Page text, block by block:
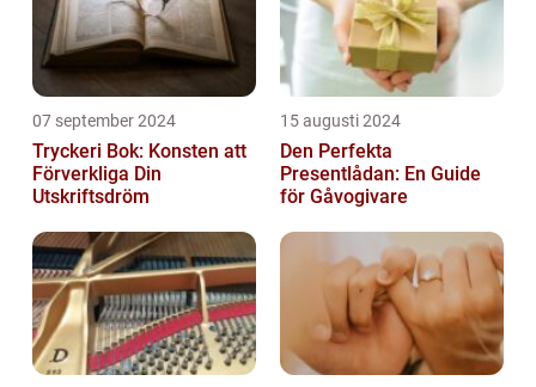
07 september 2024
Tryckeri Bok: Konsten att
Förverkliga Din
Utskriftsdröm
15 augusti 2024
Den Perfekta
Presentlådan: En Guide
för Gåvogivare